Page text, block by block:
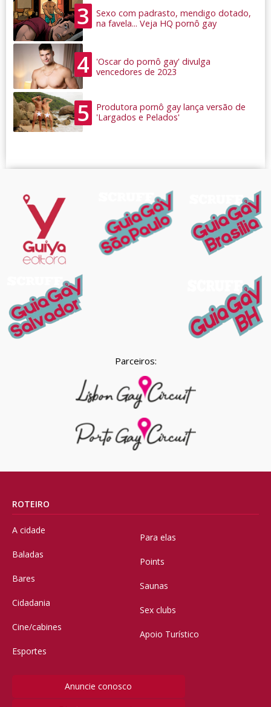
3
Sexo com padrasto, mendigo dotado,
na favela... Veja HQ pornô gay
4
'Oscar do pornô gay' divulga
vencedores de 2023
5
Produtora pornô gay lança versão de
'Largados e Pelados'
Parceiros:
ROTEIRO
A cidade
Baladas
Bares
Cidadania
Cine/cabines
Esportes
Para elas
Points
Saunas
Sex clubs
Apoio Turístico
Anuncie conosco